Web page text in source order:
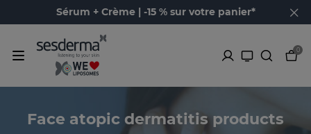
Sérum + Crème | -15 % sur votre panier*
0
Face atopic dermatitis products